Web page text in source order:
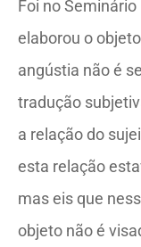
Foi no
elaborou o
angústia não é
tradução
a relação do
esta relação
mas eis que
objeto não é